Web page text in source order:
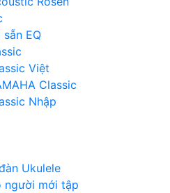
EQ
Việt
Classic
Nhập
Ukulele
người mới tập